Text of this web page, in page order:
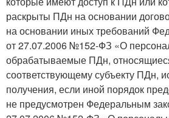
раскрыты ПДн на основании
на основании иных требований
от 27.07.2006 №152-ФЗ «О
обрабатываемые ПДн,
соответствующему субъекту ПДн,
получения, если иной порядок
не предусмотрен Федеральным